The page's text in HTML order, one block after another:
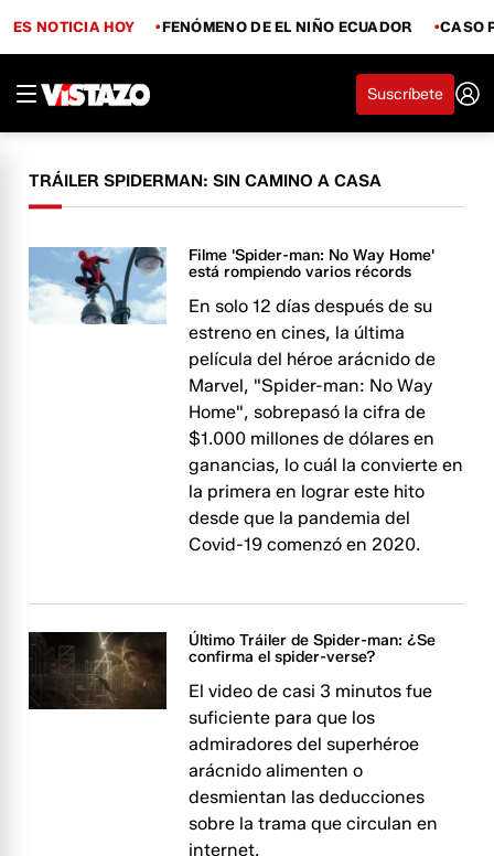
ES NOTICIA HOY FENÓMENO DE EL NIÑO ECUADOR CASO
Suscríbete
TRÁILER SPIDERMAN: SIN CAMINO A CASA
Filme 'Spider-man: No Way Home'
está rompiendo varios récords
En solo 12 días después de su
estreno en cines, la última
película del héroe arácnido de
Marvel, "Spider-man: No Way
Home", sobrepasó la cifra de
$1.000 millones de dólares en
ganancias, lo cuál la convierte en
la primera en lograr este hito
desde que la pandemia del
Covid-19 comenzó en 2020.
Último Tráiler de Spider-man: ¿Se
confirma el spider-verse?
El video de casi 3 minutos fue
suficiente para que los
admiradores del superhéroe
arácnido alimenten o
desmientan las deducciones
sobre la trama que circulan en
internet.